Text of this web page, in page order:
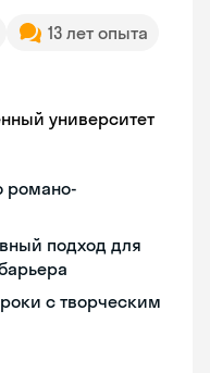
13 лет опыта
университет
романо-
подход для
с творческим